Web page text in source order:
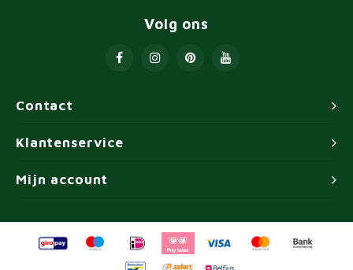
Contact
Volg ons
Klantenservice
Mijn account